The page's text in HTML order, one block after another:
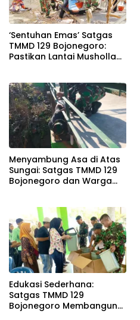
‘Sentuhan Emas’ Satgas
TMMD 129 Bojonegoro:
Pastikan Lantai Musholla
Menyambung Asa di Atas
Sungai: Satgas TMMD 129
Bojonegoro dan Warga
Edukasi Sederhana:
Satgas TMMD 129
Bojonegoro Membangun